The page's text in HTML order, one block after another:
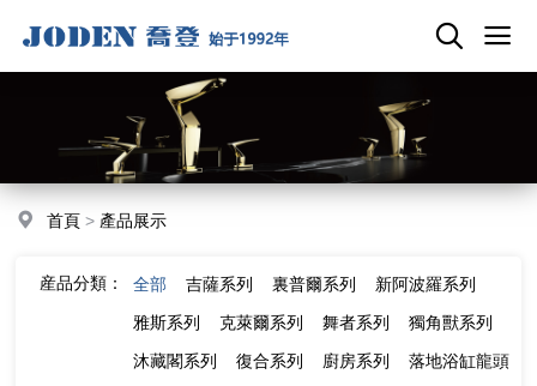
首頁 > 產品展示
産品分類： 全部 吉薩系列 裏普爾系列
新阿波羅系列
雅斯系列
克萊爾系列 舞者系列
獨角獸系列
沐藏閣系列
復合系列 廚房系列
落地浴缸龍頭